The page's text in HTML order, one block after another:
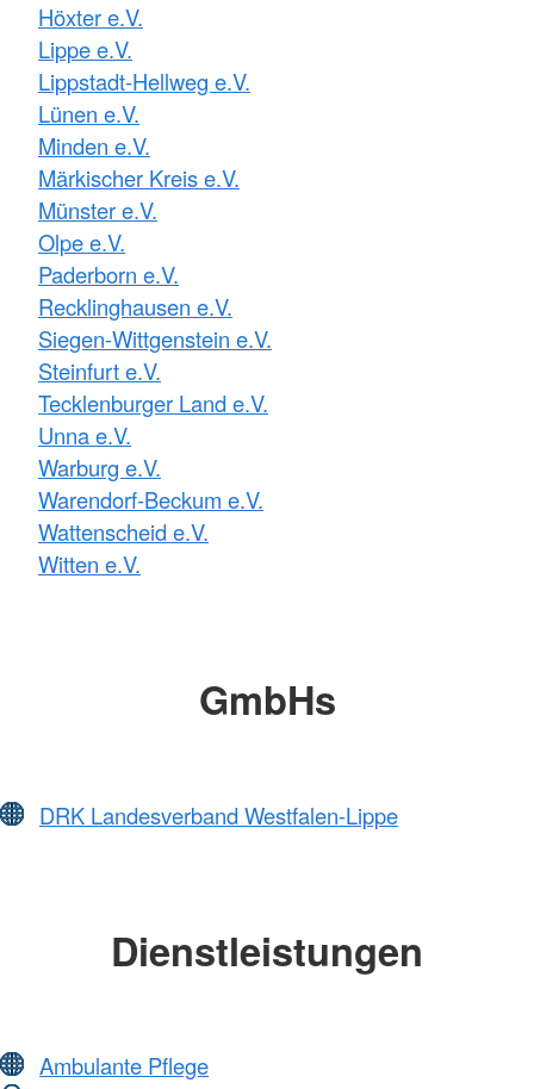
Höxter e.V.
Lippe e.V.
Lippstadt-Hellweg e.V.
Lünen e.V.
Minden e.V.
Märkischer Kreis e.V.
Münster e.V.
Olpe e.V.
Paderborn e.V.
Recklinghausen e.V.
Siegen-Wittgenstein e.V.
Steinfurt e.V.
Tecklenburger Land e.V.
Unna e.V.
Warburg e.V.
Warendorf-Beckum e.V.
Wattenscheid e.V.
Witten e.V.
GmbHs
DRK Landesverband Westfalen-Lippe
Dienstleistungen
Ambulante Pflege